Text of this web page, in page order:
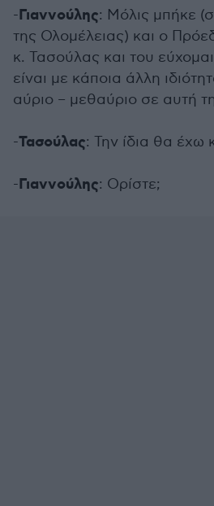
-Γιαννούλης: Μόλις μπήκε
της Ολομέλειας) και ο
κ. Τασούλας και του
είναι με κάποια άλλη
αύριο – μεθαύριο σε αυτή
-Τασούλας: Την ίδια θα έχω
-Γιαννούλης: Ορίστε;